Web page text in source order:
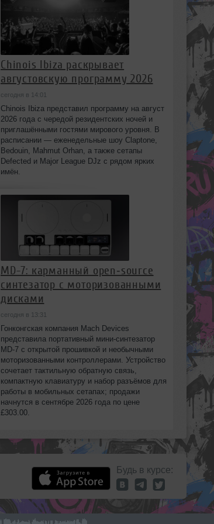
Chinois Ibiza раскрывает
августовскую программу 2026
сегодня в 14:01
Chinois Ibiza представил программу на август
2026 года с чередой резидентских ночей и
приглашёнными гостями мирового уровня. В
расписании — еженедельные шоу Claptone,
Bedouin, Mahmut Orhan, а также сетапы
Defected и Major League DJz с рядом ярких
имён.
MD-7: карманный open‑source
синтезатор с моторизованными
дисками
сегодня в 13:31
Гонконгская компания Mach Devices
представила портативный мини‑синтезатор
MD-7 с открытой прошивкой и необычными
моторизованными контроллерами. Устройство
сочетает тактильную обратную связь,
компактную клавиатуру и набор разъёмов для
работы в мобильных сетапах; продажи
начнутся в сентябре 2026 года по цене
£303.00.
Будь в курсе: